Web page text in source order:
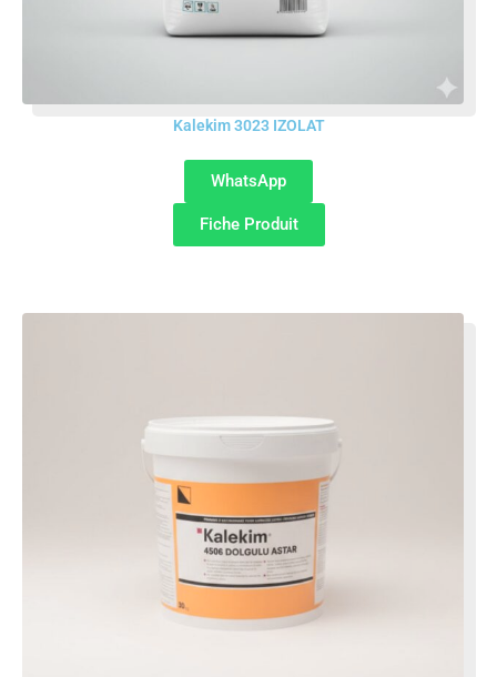
Kalekim 3023 IZOLAT
WhatsApp
Fiche Produit